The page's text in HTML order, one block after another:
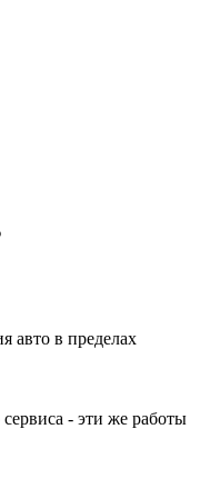
авто в пределах
- эти же работы